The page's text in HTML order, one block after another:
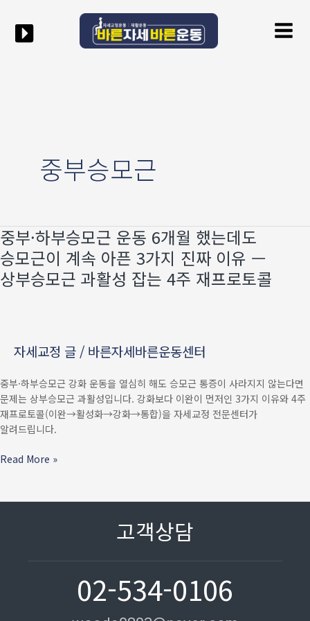
건너뛰기
중부승모근
중부·하부승모근 운동 6개월 했는데도
승모근이 계속 아픈 3가지 진짜 이유 —
상부승모근 과활성 잡는 4주 재프로토콜
자세교정 글 / 바른자세바른운동센터
중부·하부승모근 강화 운동을 열심히 해도 승모근 통증이 사라지지 않는다면
문제는 상부승모근 과활성입니다. 강화보다 이완이 먼저인 3가지 이유와 4주
재프로토콜(이완→활성화→강화→통합)을 자세교정 전문센터가
알려드립니다.
중부
하부승모근
운동
아픈
진짜
이유
—
상부승모근
잡는
Read More »
고객상담
02-534-0106